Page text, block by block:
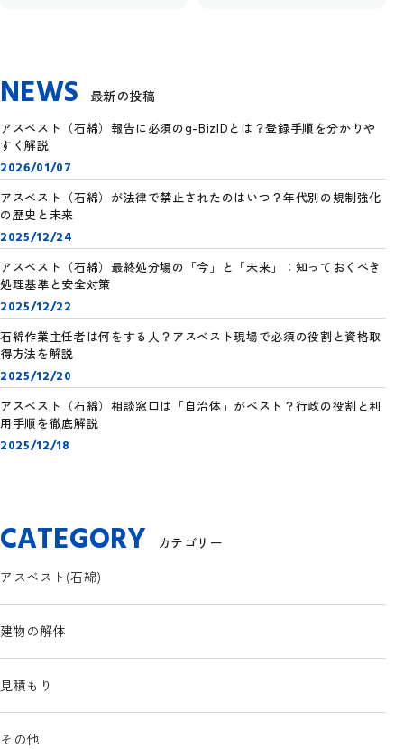
NEWS 最新の投稿
アスベスト（石綿）報告に必須のg-BizIDとは？登録手順を分かりや
すく解説
2026/01/07
アスベスト（石綿）が法律で禁止されたのはいつ？年代別の規制強化
の歴史と未来
2025/12/24
アスベスト（石綿）最終処分場の「今」と「未来」：知っておくべき
処理基準と安全対策
2025/12/22
石綿作業主任者は何をする人？アスベスト現場で必須の役割と資格取
得方法を解説
2025/12/20
アスベスト（石綿）相談窓口は「自治体」がベスト？行政の役割と利
用手順を徹底解説
2025/12/18
CATEGORY
カテゴリー
アスベスト(石綿)
建物の解体
見積もり
その他